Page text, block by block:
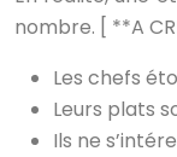
nombre. [ **A
Les chefs
Leurs plats
Ils ne